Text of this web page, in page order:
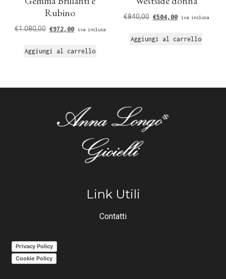
Rubino
€1.080,00 €972,00 iva inclusa
Aggiungi al carrello
€840,00 €504,00 iva inclusa
Aggiungi al carrello
Link Utili
Contatti
Privacy Policy
Cookie Policy